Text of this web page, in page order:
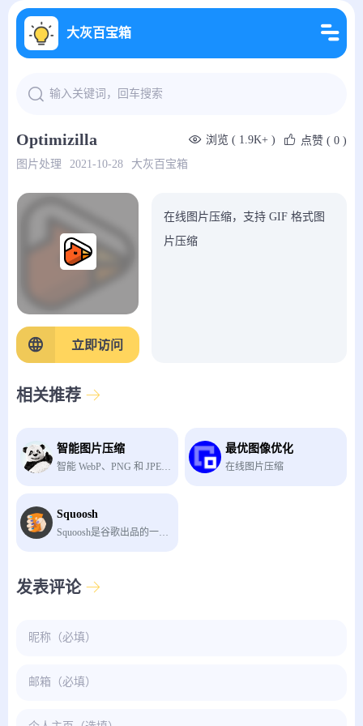
大灰百宝箱
Optimizilla 浏览 ( 1.9K+ ) 点赞 ( 0 )
图片处理
2021-10-28 大灰百宝箱
立即访问
在线图片压缩，支持 GIF 格式图
片压缩
相关推荐
智能图片压缩
智能 WebP、PNG 和 JPEG 格式图片压缩
最优图像优化
在线图片压缩
Squoosh
Squoosh是谷歌出品的一款在线图片压缩工具
发表评论